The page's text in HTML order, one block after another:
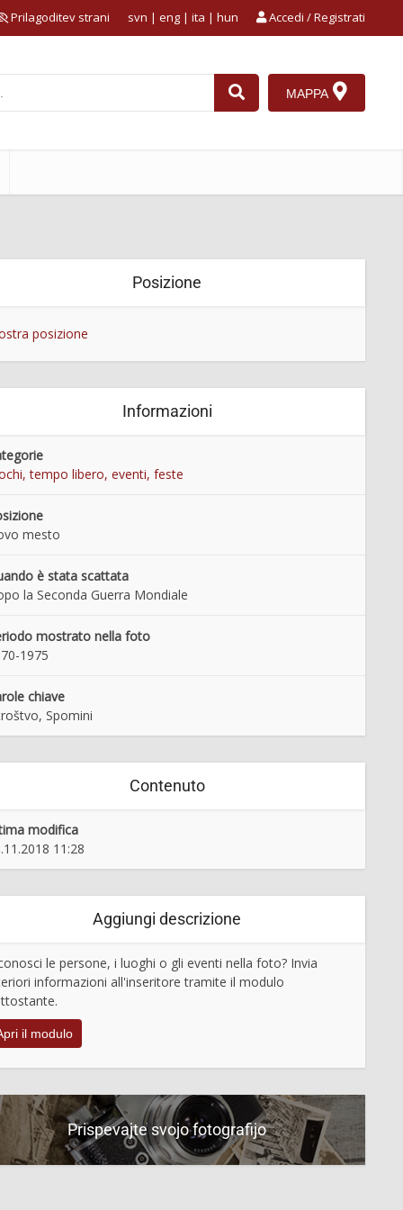
Prilagoditev strani Accedi / Registrati
svn | eng | ita | hun
MAPPA
Posizione
posizione
Informazioni
tempo libero, eventi, feste
mesto
è stata scattata
la Seconda Guerra Mondiale
mostrato nella foto
1975
chiave
Spomini
Contenuto
modifica
11:28
Aggiungi descrizione
le persone, i luoghi o gli eventi nella foto? Invia
informazioni all'inseritore tramite il modulo
il modulo
Prispevajte svojo fotografijo